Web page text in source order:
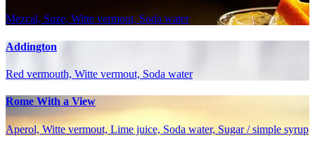
Mezcal, Suze, Witte vermout, Soda water
Addington
Red vermouth, Witte vermout, Soda water
Rome With a View
Aperol, Witte vermout, Lime juice, Soda water, Sugar / simple syrup